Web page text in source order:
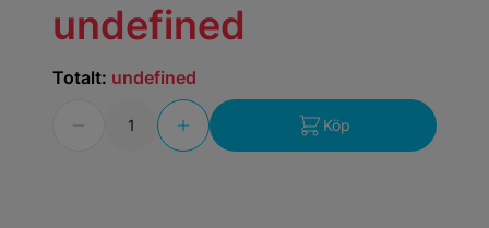
Totalt: undefined
Köp
undefined